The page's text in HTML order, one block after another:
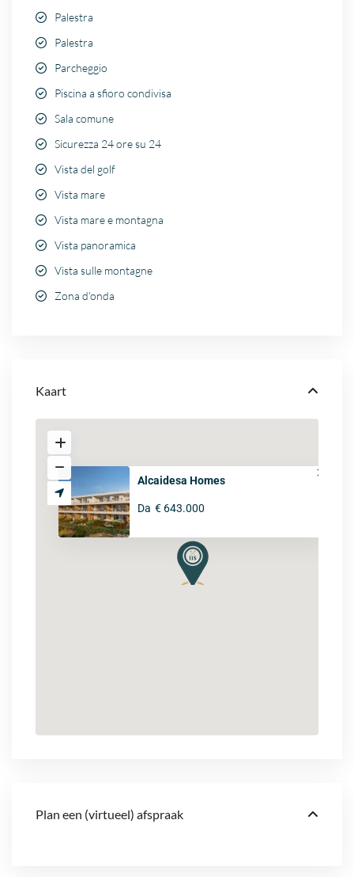
Palestra
Palestra
Parcheggio
Piscina a sfioro condivisa
Sala comune
Sicurezza 24 ore su 24
Vista del golf
Vista mare
Vista mare e montagna
Vista panoramica
Vista sulle montagne
Zona d'onda
Kaart
Alcaidesa Homes
Da € 643.000
Plan een (virtueel) afspraak